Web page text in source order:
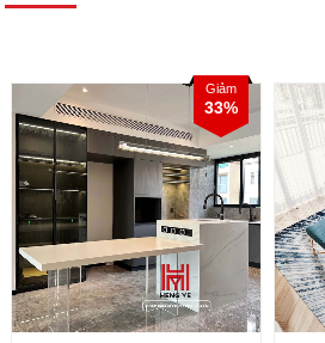
Giảm
33%